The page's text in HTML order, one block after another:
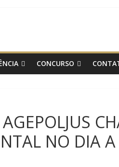
CONCURSO
NO DIA